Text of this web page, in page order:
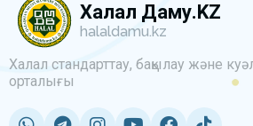
Халал Даму.KZ
halaldamu.kz
Халал стандарттау, бақылау және
орталығы